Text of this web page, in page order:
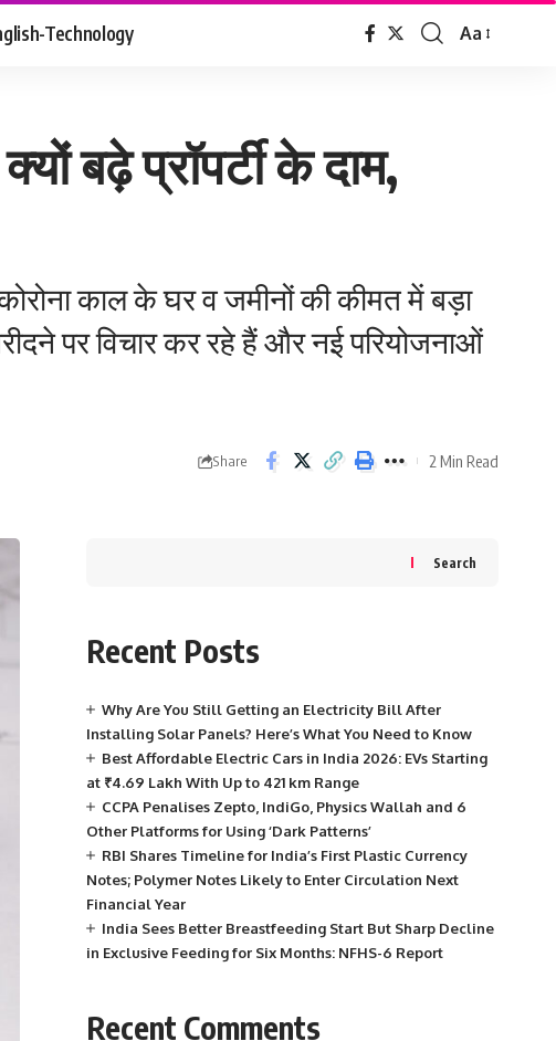
Technology
Font
Aa
बढ़े प्रॉपर्टी के दाम,
काल के घर व जमीनों की कीमत में बड़ा
पर विचार कर रहे हैं और नई परियोजनाओं
Share 2 Min Read
Search
Recent Posts
Why Are You Still Getting an Electricity Bill After
Installing Solar Panels? Here’s What You Need to Know
Best Affordable Electric Cars in India 2026: EVs Starting
at ₹4.69 Lakh With Up to 421 km Range
CCPA Penalises Zepto, IndiGo, Physics Wallah and 6
Other Platforms for Using ‘Dark Patterns’
RBI Shares Timeline for India’s First Plastic Currency
Notes; Polymer Notes Likely to Enter Circulation Next
Financial Year
India Sees Better Breastfeeding Start But Sharp Decline
in Exclusive Feeding for Six Months: NFHS-6 Report
Recent Comments